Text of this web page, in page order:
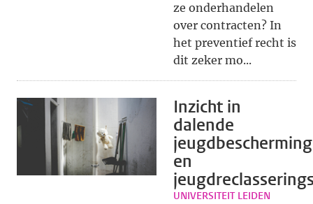
ze onderhandelen
over contracten? In
het preventief recht is
dit zeker mo...
Inzicht in
dalende
en
UNIVERSITEIT LEIDEN